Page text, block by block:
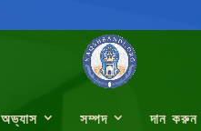
অভ্যাস সম্পদ দান করুন